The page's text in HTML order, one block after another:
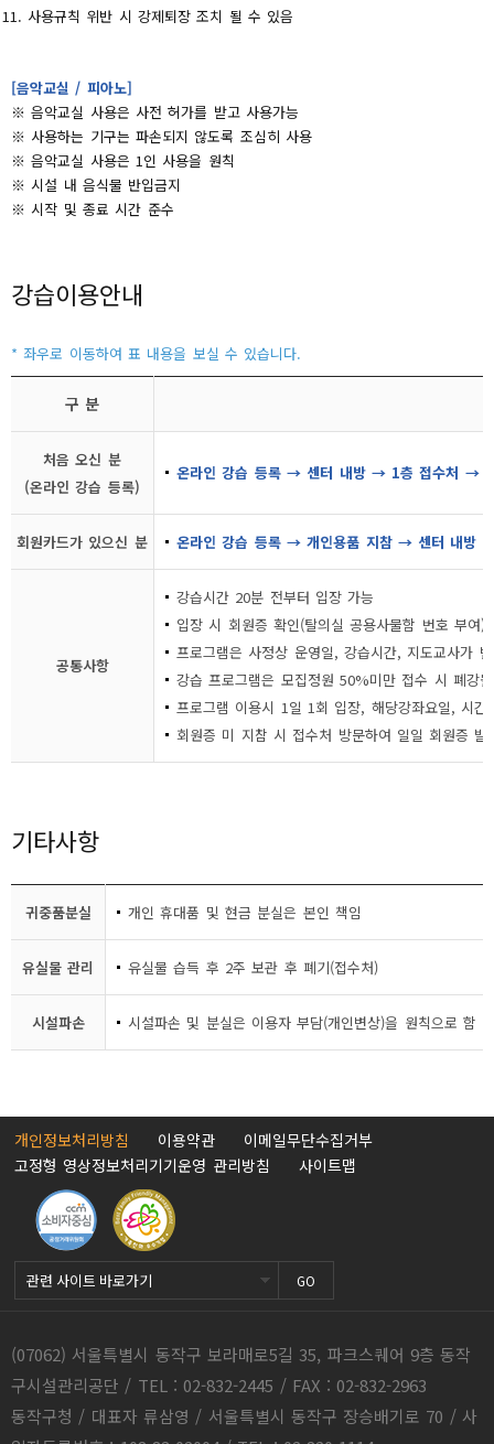
사용규칙 위반 시 강제퇴장 조치 될 수 있음
[음악교실 / 피아노]
※ 음악교실 사용은 사전 허가를 받고 사용가능
※ 사용하는 기구는 파손되지 않도록 조심히 사용
※ 음악교실 사용은 1인 사용을 원칙
※ 시설 내 음식물 반입금지
※ 시작 및 종료 시간 준수
강습이용안내
구 분
처음 오신 분
(온라인 강습 등록)
온라인 강습 등록 → 센터 내방 → 1층 접수처 → 회
회원카드가 있으신 분 온라인 강습 등록 → 개인용품 지참 → 센터 내방
공통사항
강습시간 20분 전부터 입장 가능
입장 시 회원증 확인(탈의실 공용사물함 번호 부여)
프로그램은 사정상 운영일, 강습시간, 지도교사가
강습 프로그램은 모집정원 50%미만 접수 시 폐강
프로그램 이용시 1일 1회 입장, 해당강좌요일, 시간
회원증 미 지참 시 접수처 방문하여 일일 회원증
기타사항
귀중품분실 개인 휴대품 및 현금 분실은 본인 책임
유실물 관리 유실물 습득 후 2주 보관 후 폐기(접수처)
시설파손 시설파손 및 분실은 이용자 부담(개인변상)을 원칙으로 함
개인정보처리방침 이용약관
이메일무단수집거부
고정형 영상정보처리기기운영 관리방침
사이트맵
GO
(07062) 서울특별시 동작구 보라매로5길 35, 파크스퀘어 9층 동작
구시설관리공단 / TEL : 02-832-2445 / FAX : 02-832-2963
동작구청 / 대표자 류삼영 / 서울특별시 동작구 장승배기로 70 / 사